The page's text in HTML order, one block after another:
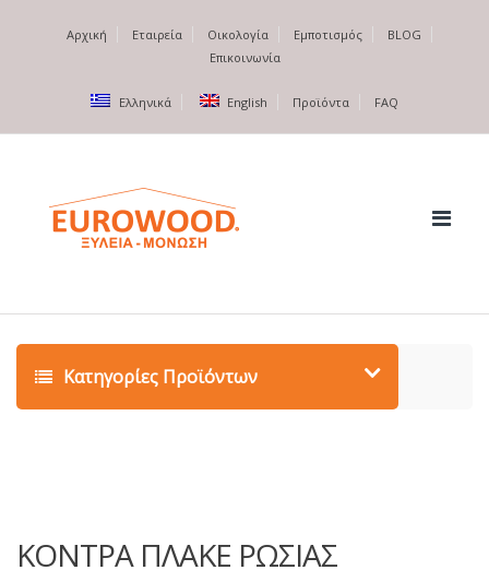
Αρχική Εταιρεία Οικολογία Εμποτισμός
BLOG
Επικοινωνία
Ελληνικά English Προϊόντα FAQ
Κατηγορίες Προϊόντων
ΚΟΝΤΡΑ ΠΛΑΚΕ ΡΩΣΙΑΣ